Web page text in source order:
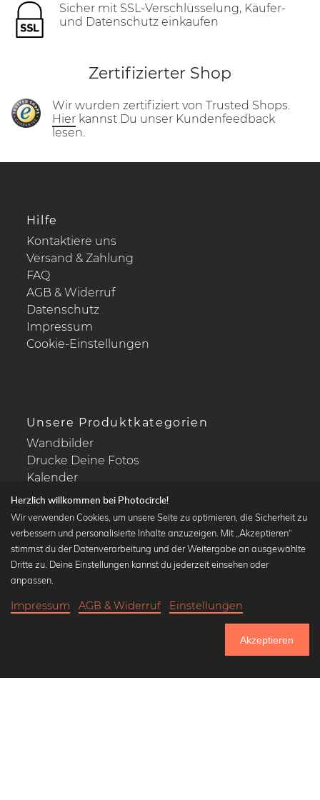
Bis Donnerstag: 20% Rabatt auf alle Bilder
Sicher mit SSL-Verschlüsselung, Käufer-
und Datenschutz einkaufen
Zertifizierter Shop
Wir wurden zertifiziert von Trusted Shops.
Hier kannst Du unser Kundenfeedback
lesen.
Hilfe
Kontaktiere uns
Versand & Zahlung
FAQ
AGB & Widerruf
Datenschutz
Impressum
Cookie-Einstellungen
Unsere Produktkategorien
Wandbilder
Drucke Deine Fotos
Kalender
Beliebte Kollektionen
Wandbilder in schwarz-weiß
Klassiker der Kunstgeschichte
Herzlich willkommen bei Photocircle!
Wir verwenden Cookies, um unsere Seite zu optimieren, die Sicherheit zu
verbessern und personalisierte Inhalte anzuzeigen. Mit „Akzeptieren“
stimmst du der Datenverarbeitung und der Weitergabe an ausgewählte
Dritte zu. Deine Einstellungen kannst du jederzeit einsehen oder
anpassen.
Impressum AGB & Widerruf Einstellungen
Akzeptieren